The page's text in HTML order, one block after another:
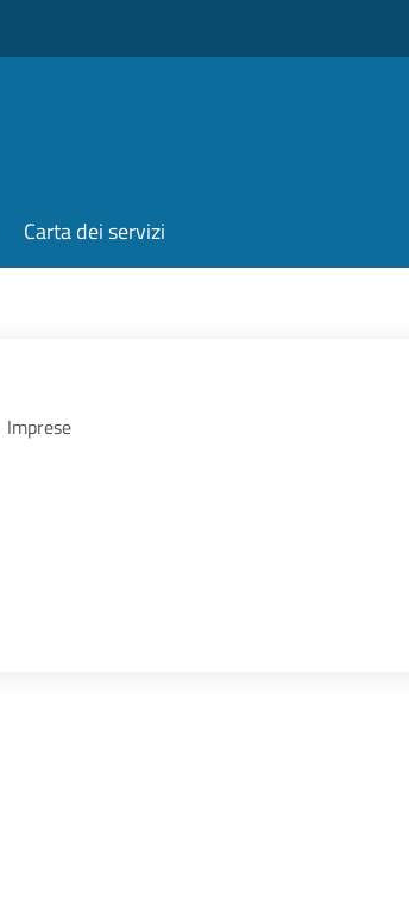
Carta dei servizi
Imprese